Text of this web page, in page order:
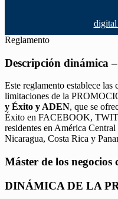
digital
Reglamento
Descripción dinámica
Este reglamento establece
limitaciones de la
y Éxito y ADEN, que se
Éxito en FACEBOOK,
residentes en América
Nicaragua, Costa Rica y
Máster de los
DINÁMICA DE LA